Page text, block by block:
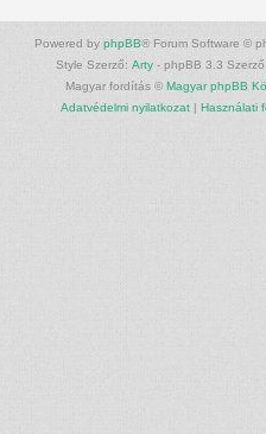
Powered by phpBB® Forum Software ©
Style Szerző: Arty - phpBB 3.3
Magyar fordítás © Magyar phpBB
Adatvédelmi nyilatkozat| Használati